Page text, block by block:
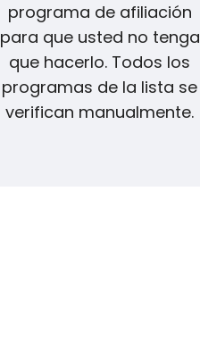
programa de afiliación
para que usted no tenga
que hacerlo. Todos los
programas de la lista se
verifican manualmente.